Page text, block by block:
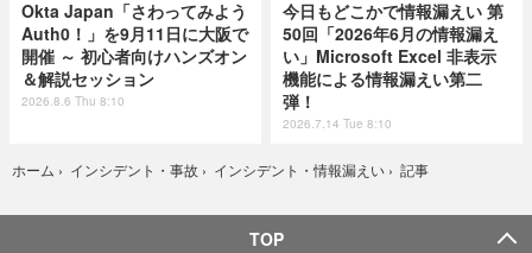
Okta Japan「さわってみよう
Auth0！」を9月11日に大阪で
開催 ～ 初心者向けハンズオン
＆解説セッション
2026.8.6 Thu 8:10
今日もどこかで情報漏えい 第
50回「2026年6月の情報漏え
い」Microsoft Excel 非表示
機能による情報漏えい第二
弾！
2026.7.14 Tue 8:10
ホーム › インシデント・事故 › インシデント・情報漏えい › 記事
TOP